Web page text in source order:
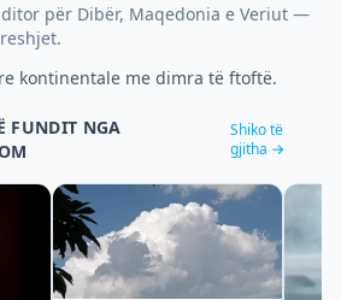
për Dibër, Maqedonia e Veriut —
kontinentale me dimra të ftoftë.
FUNDIT NGA
Shiko të
gjitha →